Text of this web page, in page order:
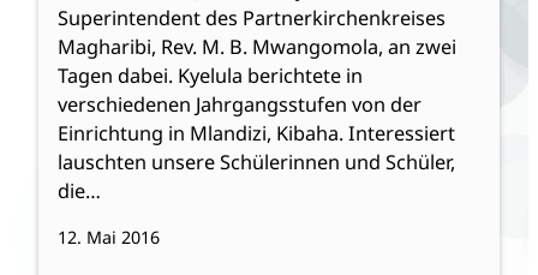
Superintendent des Partnerkirchenkreises
Magharibi, Rev. M. B. Mwangomola, an zwei
Tagen dabei. Kyelula berichtete in
verschiedenen Jahrgangsstufen von der
Einrichtung in Mlandizi, Kibaha. Interessiert
lauschten unsere Schülerinnen und Schüler,
die…
12. Mai 2016
nach
Afrika